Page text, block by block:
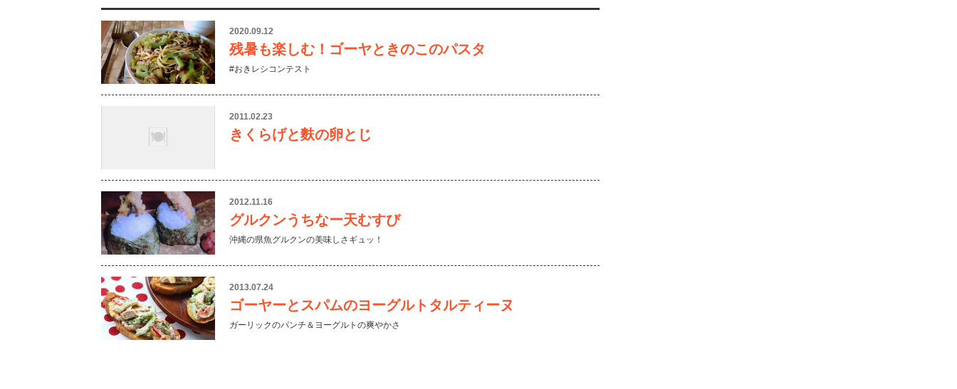
2020.09.12
残暑も楽しむ！ゴーヤときのこのパスタ
#おきレシコンテスト
2011.02.23
きくらげと麩の卵とじ
2012.11.16
グルクンうちなー天むすび
沖縄の県魚グルクンの美味しさギュッ！
2013.07.24
ゴーヤーとスパムのヨーグルトタルティーヌ
ガーリックのパンチ＆ヨーグルトの爽やかさ